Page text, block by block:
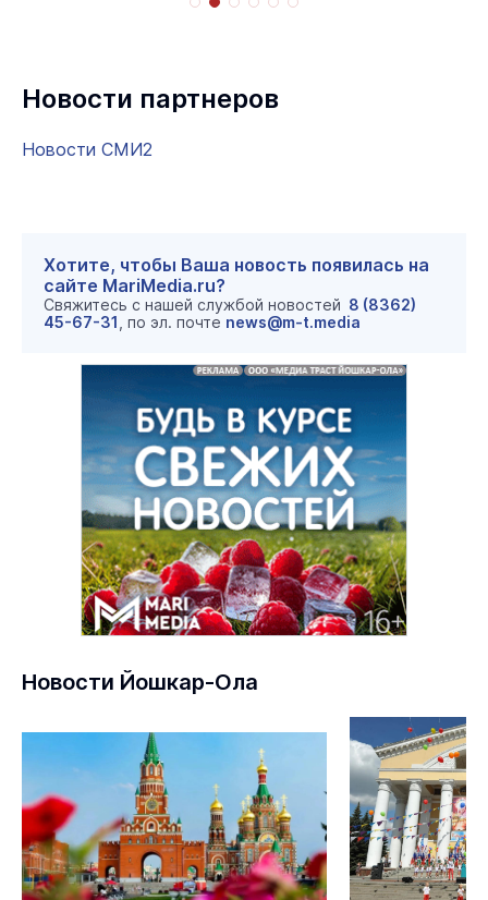
Новости партнеров
Новости СМИ2
Хотите, чтобы Ваша новость появилась на
сайте MariMedia.ru?
Свяжитесь с нашей службой новостей 8 (8362)
45-67-31 , по эл. почте news@m-t.media
Новости Йошкар-Ола